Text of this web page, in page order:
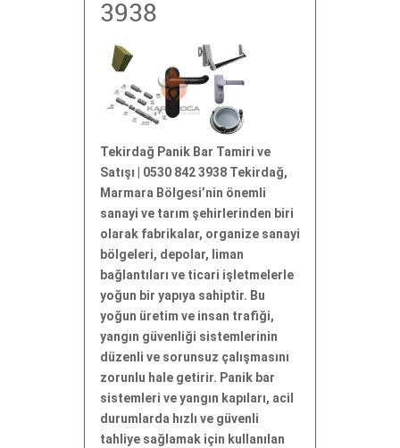
3938
Tekirdağ Panik Bar Tamiri ve
Satışı | 0530 842 3938 Tekirdağ,
Marmara Bölgesi’nin önemli
sanayi ve tarım şehirlerinden biri
olarak fabrikalar, organize sanayi
bölgeleri, depolar, liman
bağlantıları ve ticari işletmelerle
yoğun bir yapıya sahiptir. Bu
yoğun üretim ve insan trafiği,
yangın güvenliği sistemlerinin
düzenli ve sorunsuz çalışmasını
zorunlu hale getirir. Panik bar
sistemleri ve yangın kapıları, acil
durumlarda hızlı ve güvenli
tahliye sağlamak için kullanılan